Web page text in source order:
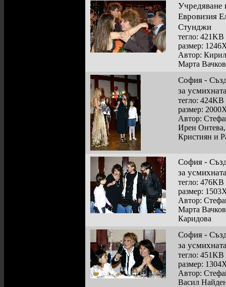
Учредяване
Евровизия
Стунджи
тегло: 421KB
размер:
Автор:
Марта
София -
за
тегло: 424KB
размер:
Автор:
Ирен Онтева,
Кристиян и
София -
за
тегло: 476KB
размер:
Автор:
Марта
Каридова
София -
за
тегло: 451KB
размер:
Автор:
Васил